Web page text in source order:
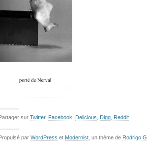
sur Twitter, Facebook Delicious Digg Reddit
par WordPress et Modernist , un thème de Rodrigo